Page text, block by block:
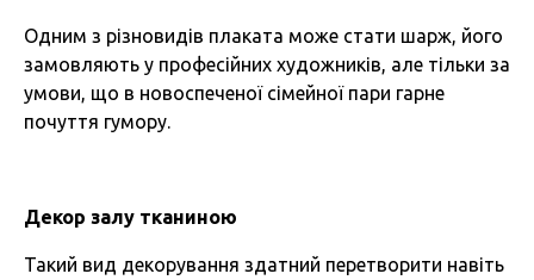
Одним з різновидів плаката може стати шарж, його
замовляють у професійних художників, але тільки за
умови, що в новоспеченої сімейної пари гарне
почуття гумору.
Декор залу тканиною
Такий вид декорування здатний перетворити навіть